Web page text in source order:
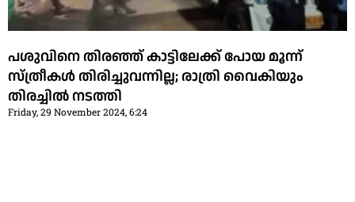
പശുവിനെ തിരഞ്ഞ് കാട്ടിലേക്ക് പോയ മൂന്ന്
സ്ത്രീകൾ തിരിച്ചുവന്നില്ല; രാത്രി വൈകിയും
തിരച്ചിൽ നടത്തി
Friday, 29 November 2024, 6:24